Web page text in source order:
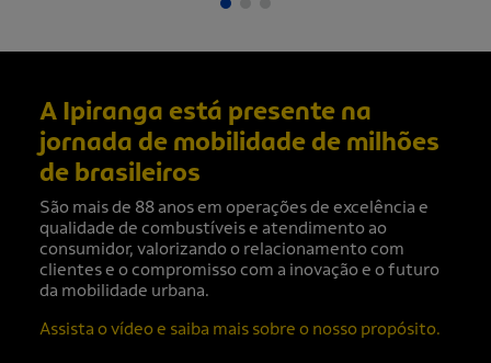
A Ipiranga está presente na
jornada de mobilidade de milhões
de brasileiros
São mais de 88 anos em operações de excelência e
qualidade de combustíveis e atendimento ao
consumidor, valorizando o relacionamento com
clientes e o compromisso com a inovação e o futuro
da mobilidade urbana.
Assista o vídeo e saiba mais sobre o nosso propósito.